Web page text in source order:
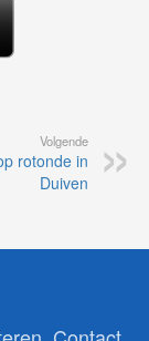
Volgende
rotonde in
Duiven